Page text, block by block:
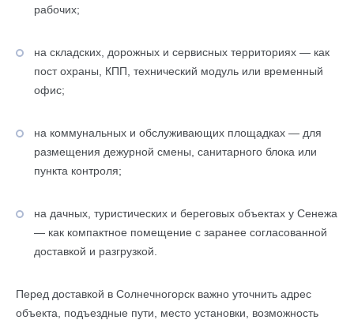
рабочих;
на складских, дорожных и сервисных территориях — как
пост охраны, КПП, технический модуль или временный
офис;
на коммунальных и обслуживающих площадках — для
размещения дежурной смены, санитарного блока или
пункта контроля;
на дачных, туристических и береговых объектах у Сенежа
— как компактное помещение с заранее согласованной
доставкой и разгрузкой.
Перед доставкой в Солнечногорск важно уточнить адрес
объекта, подъездные пути, место установки, возможность